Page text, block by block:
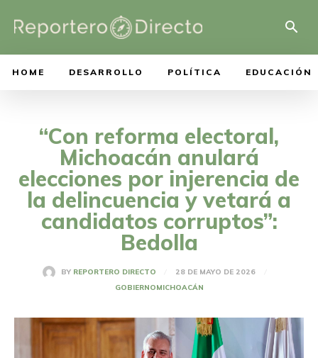
HOME DESARROLLO POLÍTICA EDUCACIÓN
“Con reforma electoral,
Michoacán anulará
elecciones por injerencia de
la delincuencia y vetará a
candidatos corruptos”:
Bedolla
BY REPORTERO DIRECTO
28 DE MAYO DE 2026
GOBIERNOMICHOACÁN